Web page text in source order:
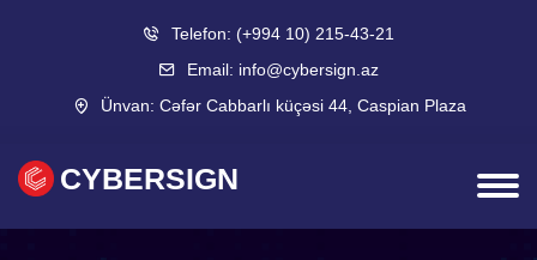
Telefon: (+994 10) 215-43-21
Email: info@cybersign.az
Ünvan: Cəfər Cabbarlı küçəsi 44, Caspian Plaza
CYBERSIGN